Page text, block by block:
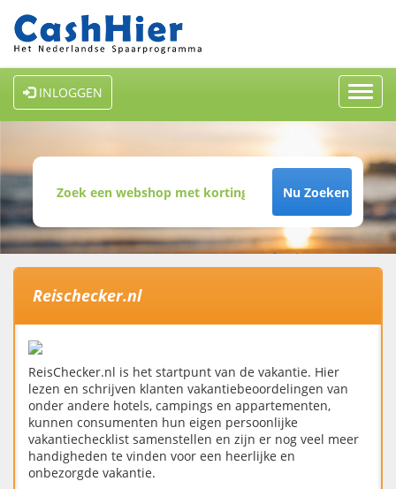
INLOGGEN
Nu Zoeken
Reischecker.nl
ReisChecker.nl is het startpunt van de vakantie. Hier
lezen en schrijven klanten vakantiebeoordelingen van
onder andere hotels, campings en appartementen,
kunnen consumenten hun eigen persoonlijke
vakantiechecklist samenstellen en zijn er nog veel meer
handigheden te vinden voor een heerlijke en
onbezorgde vakantie.